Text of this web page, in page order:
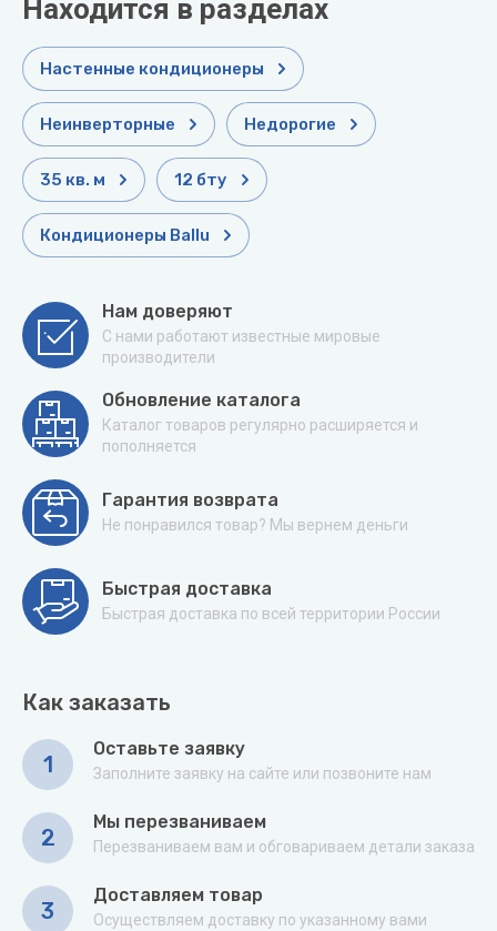
Находится в разделах
Настенные кондиционеры
Неинверторные Недорогие
35 кв. м 12 бту
Кондиционеры Ballu
Нам доверяют
С нами работают известные мировые
производители
Обновление каталога
Каталог товаров регулярно расширяется и
пополняется
Гарантия возврата
Не понравился товар? Мы вернем деньги
Быстрая доставка
Быстрая доставка по всей территории России
Как заказать
1
Оставьте заявку
Заполните заявку на сайте или позвоните нам
2
Мы перезваниваем
Перезваниваем вам и обговариваем детали заказа
3
Доставляем товар
Осуществляем доставку по указанному вами